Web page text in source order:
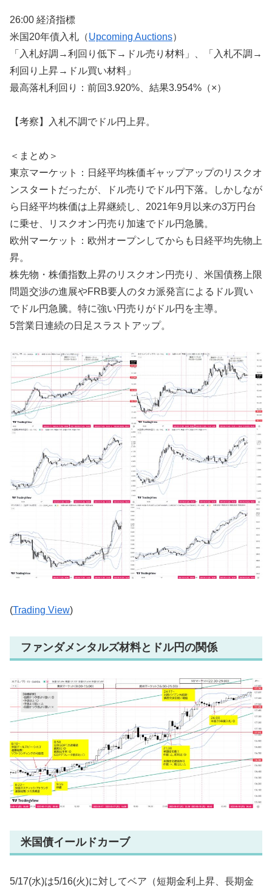
26:00 経済指標
米国20年債入札（Upcoming Auctions）
「入札好調→利回り低下→ドル売り材料」、「入札不調→
利回り上昇→ドル買い材料」
最高落札利回り：前回3.920%、結果3.954%（×）
【考察】入札不調でドル円上昇。
＜まとめ＞
東京マーケット：日経平均株価ギャップアップのリスクオ
ンスタートだったが、ドル売りでドル円下落。しかしなが
ら日経平均株価は上昇継続し、2021年9月以来の3万円台
に乗せ、リスクオン円売り加速でドル円急騰。
欧州マーケット：欧州オープンしてからも日経平均先物上
昇。
株先物・株価指数上昇のリスクオン円売り、米国債務上限
問題交渉の進展やFRB要人のタカ派発言によるドル買い
でドル円急騰。特に強い円売りがドル円を主導。
5営業日連続の日足スラストアップ。
(Trading View)
ファンダメンタルズ材料とドル円の関係
米国債イールドカーブ
5/17(水)は5/16(火)に対してベア（短期金利上昇、長期金